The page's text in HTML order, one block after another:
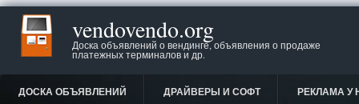
vendovendo.org
Доска объявлений о вендинге, объявления о продаже
платежных терминалов и др.
ДОСКА ОБЪЯВЛЕНИЙ ДРАЙВЕРЫ И СОФТ РЕКЛАМА У